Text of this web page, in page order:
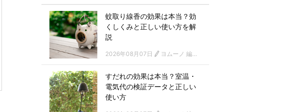
蚊取り線香の効果は本当？効
くしくみと正しい使い方を解
説
2026年08月07日 ヨムーノ 編集部
すだれの効果は本当？室温・
電気代の検証データと正しい
使い方